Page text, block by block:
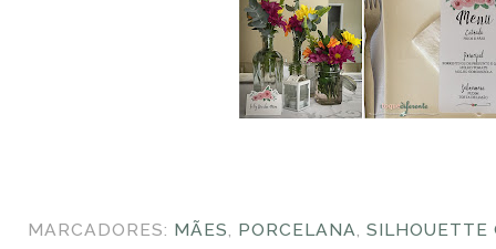
MARCADORES: MÃES, PORCELANA, SILHOUETTE